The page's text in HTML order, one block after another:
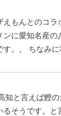
もんとのコ
に愛知名産
す。。 ちなみ
知と言えば鰹
そうです。